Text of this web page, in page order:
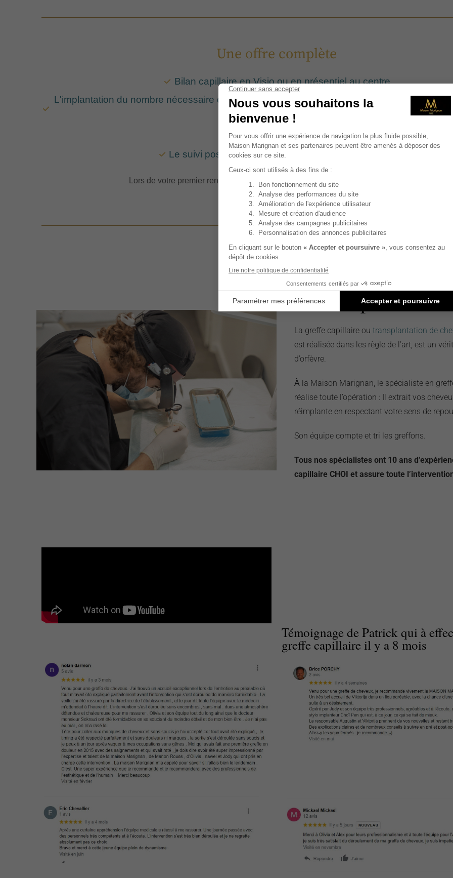
Une offre complète
Bilan capillaire en Visio ou en présentiel au centre
L'implantation du nombre nécessaire de cheveux sur une ou deux journée(s) par un
greffe capillaire
Le(s) déjeuner(s)
Le suivi post-opératoire en clinique pendant 18 mois
Lors de votre premier rendez-vous, notre médecin répondra à toutes vos questions.
Cheveu par cheveu
La greffe capillaire ou transplantation de
est réalisée dans les règle de l’art, est un
d’orfèvre.
À la Maison Marignan, le spécialiste en
réalise toute l’opération : Il extrait vos
réimplante en respectant votre sens de
Son équipe compte et tri les greffons.
Tous nos spécialistes ont 10 ans
capillaire CHOI et assure toute
Témoignage de Patrick qui à
greffe capillaire il y a 8 mois